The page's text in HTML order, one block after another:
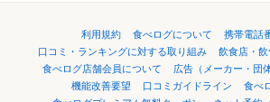
利用規約 食べログについて
携帯電話
口コミ・ランキングに対する取り組み
飲食店・
食べログ店舗会員について
広告（メーカー・団
機能改善要望
口コミガイドライン
食べ